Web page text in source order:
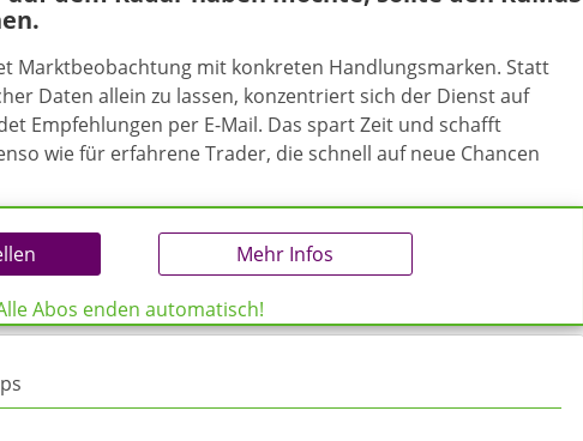
Marktbeobachtung mit konkreten Handlungsmarken. Statt
Daten allein zu lassen, konzentriert sich der Dienst auf
Empfehlungen per E-Mail. Das spart Zeit und schafft
wie für erfahrene Trader, die schnell auf neue Chancen
Mehr Infos
Abos enden automatisch!